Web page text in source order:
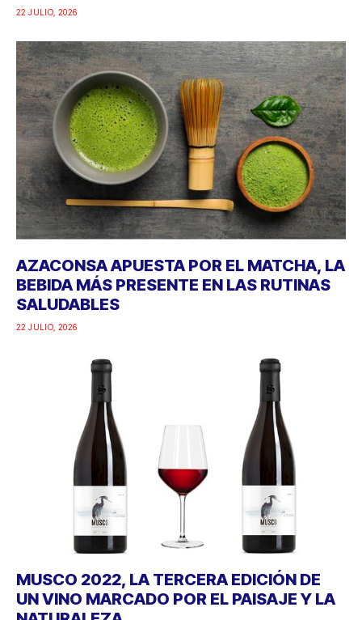
22 JULIO, 2026
AZACONSA APUESTA POR EL MATCHA, LA
BEBIDA MÁS PRESENTE EN LAS RUTINAS
SALUDABLES
22 JULIO, 2026
MUSCO 2022, LA TERCERA EDICIÓN DE
UN VINO MARCADO POR EL PAISAJE Y LA